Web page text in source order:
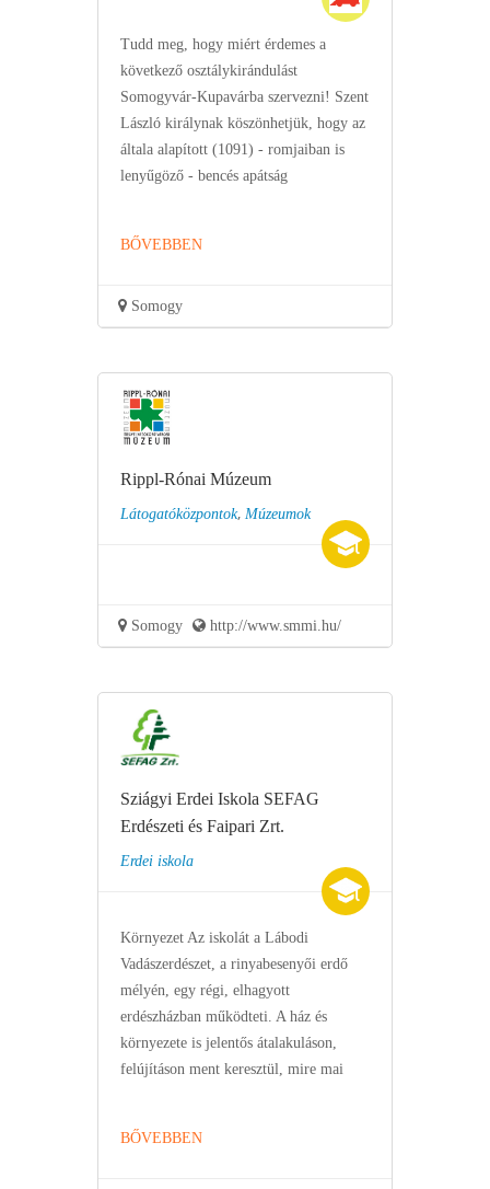
Tudd meg, hogy miért érdemes a
következő osztálykirándulást
Somogyvár-Kupavárba szervezni! Szent
László királynak köszönhetjük, hogy az
általa alapított (1091) - romjaiban is
lenyűgöző - bencés apátság
BŐVEBBEN
Somogy
Rippl-Rónai Múzeum
Látogatóközpontok, Múzeumok
Somogy http://www.smmi.hu/
Sziágyi Erdei Iskola SEFAG
Erdészeti és Faipari Zrt.
Erdei iskola
Környezet Az iskolát a Lábodi
Vadászerdészet, a rinyabesenyői erdő
mélyén, egy régi, elhagyott
erdészházban működteti. A ház és
környezete is jelentős átalakuláson,
felújításon ment keresztül, mire mai
BŐVEBBEN